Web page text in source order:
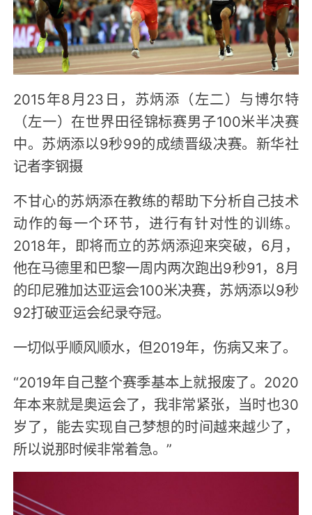
2015年8月23日，苏炳添（左二）与博尔特
（左一）在世界田径锦标赛男子100米半决赛
中。苏炳添以9秒99的成绩晋级决赛。新华社
记者李钢摄
不甘心的苏炳添在教练的帮助下分析自己技术
动作的每一个环节，进行有针对性的训练。
2018年，即将而立的苏炳添迎来突破，6月，
他在马德里和巴黎一周内两次跑出9秒91，8月
的印尼雅加达亚运会100米决赛，苏炳添以9秒
92打破亚运会纪录夺冠。
一切似乎顺风顺水，但2019年，伤病又来了。
“2019年自己整个赛季基本上就报废了。2020
年本来就是奥运会了，我非常紧张，当时也30
岁了，能去实现自己梦想的时间越来越少了，
所以说那时候非常着急。”